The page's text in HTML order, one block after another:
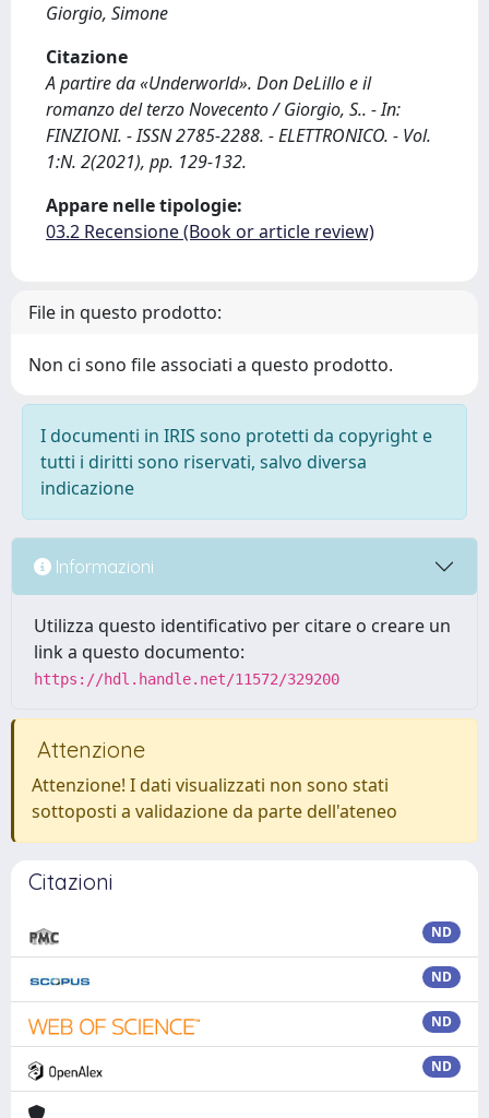
Giorgio, Simone
Citazione
A partire da «Underworld». Don DeLillo e il
romanzo del terzo Novecento / Giorgio, S.. - In:
FINZIONI. - ISSN 2785-2288. - ELETTRONICO. - Vol.
1:N. 2(2021), pp. 129-132.
Appare nelle tipologie:
03.2 Recensione (Book or article review)
File in questo prodotto:
Non ci sono file associati a questo prodotto.
I documenti in IRIS sono protetti da copyright e
tutti i diritti sono riservati, salvo diversa
indicazione
Informazioni
Utilizza questo identificativo per citare o creare un
link a questo documento:
https://hdl.handle.net/11572/329200
Attenzione
Attenzione! I dati visualizzati non sono stati
sottoposti a validazione da parte dell'ateneo
Citazioni
ND
ND
ND
ND